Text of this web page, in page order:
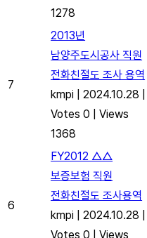
1278
7
2013년
남양주도시공사 직원
전화친절도 조사 용역
kmpi
2024.10.28
Votes 0
Views
1368
6
FY2012 △△
보증보험 직원
전화친절도 조사용역
kmpi
2024.10.28
Votes 0
Views